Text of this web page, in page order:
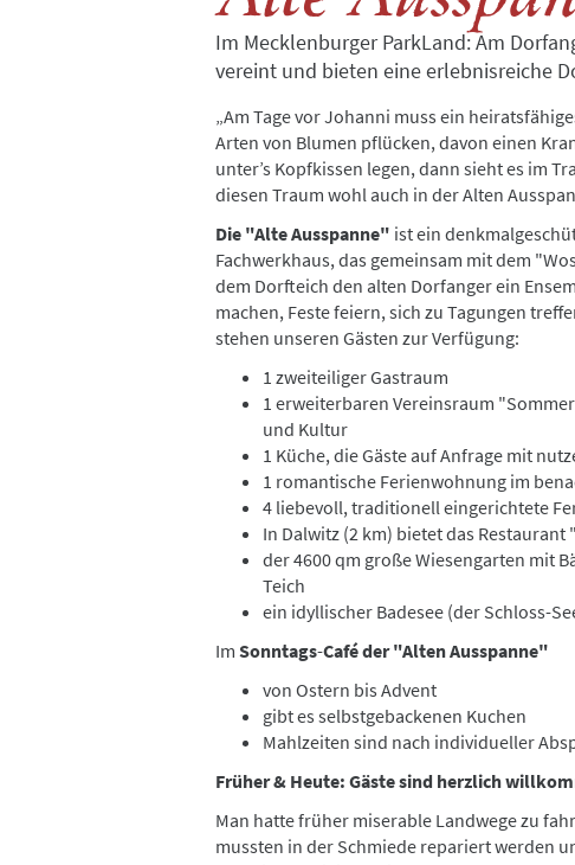
Im Mecklenburger ParkLand: Am
vereint und bieten eine erlebnisreiche
„Am Tage vor Johanni muss ein
Arten von Blumen pflücken, davon einen
unter’s Kopfkissen legen, dann sieht es im
diesen Traum wohl auch in der Alten
Die "Alte Ausspanne" ist ein
Fachwerkhaus, das gemeinsam mit dem
dem Dorfteich den alten Dorfanger ein
machen, Feste feiern, sich zu Tagungen
stehen unseren Gästen zur Verfügung:
1 zweiteiliger Gastraum
1 erweiterbaren Vereinsraum
und Kultur
1 Küche, die Gäste auf Anfrage mit
1 romantische Ferienwohnung im
4 liebevoll, traditionell eingerichtete
In Dalwitz (2 km) bietet das
der 4600 qm große Wiesengarten mit
Teich
ein idyllischer Badesee (der Schloss-
Im Sonntags-Café der "Alten Ausspanne"
von Ostern bis Advent
gibt es selbstgebackenen Kuchen
Mahlzeiten sind nach individueller
Früher & Heute: Gäste sind herzlich
Man hatte früher miserable Landwege zu
mussten in der Schmiede repariert werden